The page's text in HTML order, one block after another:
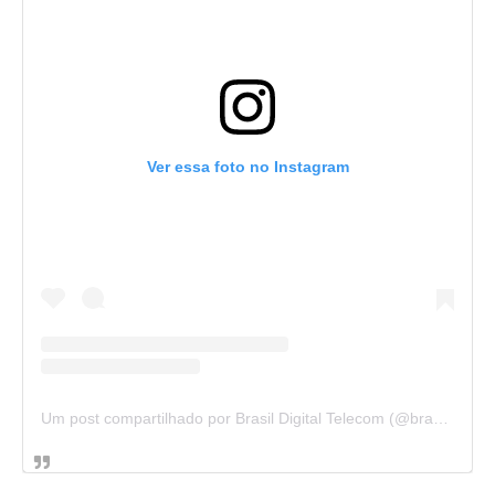
Ver essa foto no Instagram